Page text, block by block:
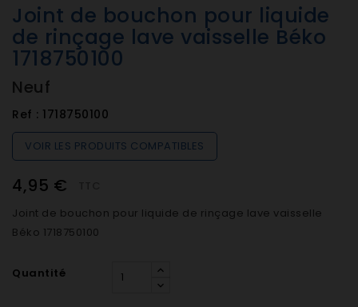
Joint de bouchon pour liquide
de rinçage lave vaisselle Béko
1718750100
Neuf
Ref : 1718750100
VOIR LES PRODUITS COMPATIBLES
4,95 €
Joint de bouchon pour liquide de rinçage lave vaisselle
Béko 1718750100
Quantité